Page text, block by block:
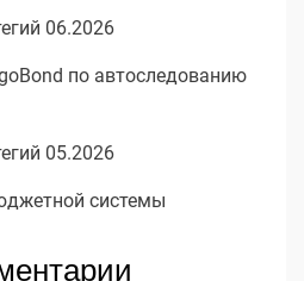
06.2026
по автоследованию
05.2026
системы